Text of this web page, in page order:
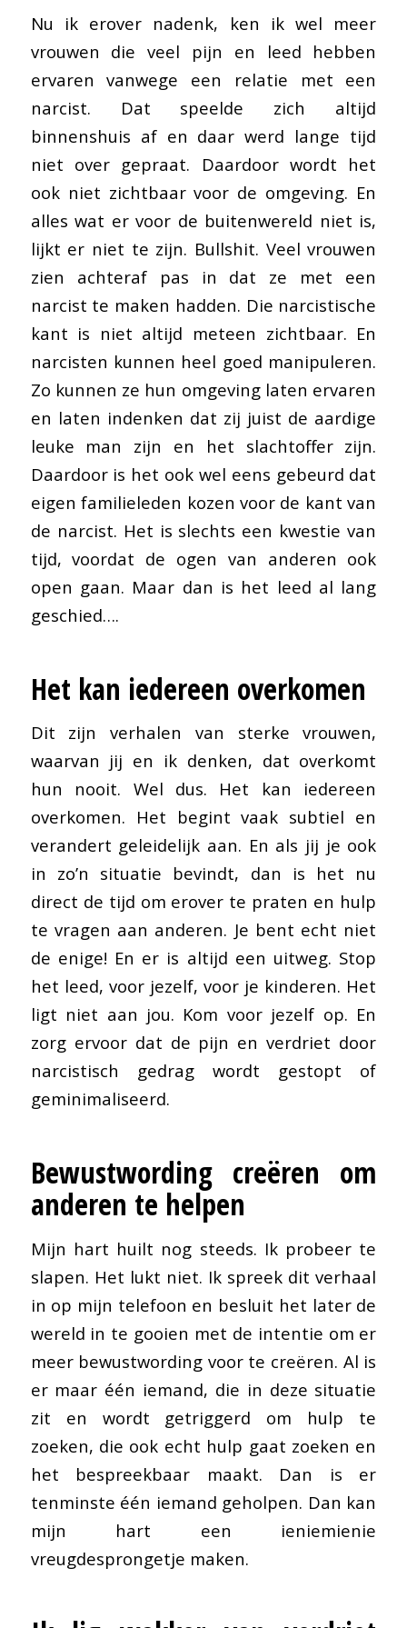
Nu ik erover nadenk, ken ik wel meer
vrouwen die veel pijn en leed hebben
ervaren vanwege een relatie met een
narcist. Dat speelde zich altijd
binnenshuis af en daar werd lange tijd
niet over gepraat. Daardoor wordt het
ook niet zichtbaar voor de omgeving. En
alles wat er voor de buitenwereld niet is,
lijkt er niet te zijn. Bullshit. Veel vrouwen
zien achteraf pas in dat ze met een
narcist te maken hadden. Die narcistische
kant is niet altijd meteen zichtbaar. En
narcisten kunnen heel goed manipuleren.
Zo kunnen ze hun omgeving laten ervaren
en laten indenken dat zij juist de aardige
leuke man zijn en het slachtoffer zijn.
Daardoor is het ook wel eens gebeurd dat
eigen familieleden kozen voor de kant van
de narcist. Het is slechts een kwestie van
tijd, voordat de ogen van anderen ook
open gaan. Maar dan is het leed al lang
geschied….
Het kan iedereen overkomen
Dit zijn verhalen van sterke vrouwen,
waarvan jij en ik denken, dat overkomt
hun nooit. Wel dus. Het kan iedereen
overkomen. Het begint vaak subtiel en
verandert geleidelijk aan. En als jij je ook
in zo’n situatie bevindt, dan is het nu
direct de tijd om erover te praten en hulp
te vragen aan anderen. Je bent echt niet
de enige! En er is altijd een uitweg. Stop
het leed, voor jezelf, voor je kinderen. Het
ligt niet aan jou. Kom voor jezelf op. En
zorg ervoor dat de pijn en verdriet door
narcistisch gedrag wordt gestopt of
geminimaliseerd.
Bewustwording creëren om
anderen te helpen
Mijn hart huilt nog steeds. Ik probeer te
slapen. Het lukt niet. Ik spreek dit verhaal
in op mijn telefoon en besluit het later de
wereld in te gooien met de intentie om er
meer bewustwording voor te creëren. Al is
er maar één iemand, die in deze situatie
zit en wordt getriggerd om hulp te
zoeken, die ook echt hulp gaat zoeken en
het bespreekbaar maakt. Dan is er
tenminste één iemand geholpen. Dan kan
mijn hart een ieniemienie
vreugdesprongetje maken.